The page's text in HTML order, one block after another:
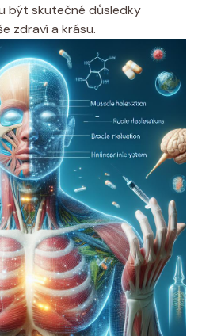
být skutečné důsledky
zdraví a krásu.